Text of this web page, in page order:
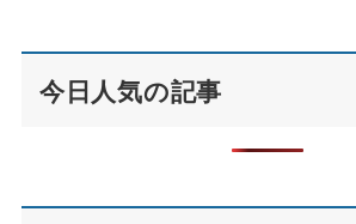
今日人気の記事